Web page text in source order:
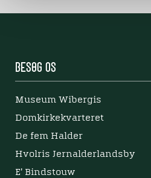
Besøg os
Museum Wibergis
Domkirkekvarteret
De fem Halder
Hvolris Jernalderlandsby
E' Bindstouw